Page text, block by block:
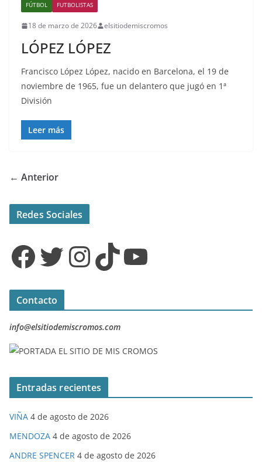
FÚTBOL FUTBOLISTAS
18 de marzo de 2026 elsitiodemiscromos
LÓPEZ LÓPEZ
Francisco López López, nacido en Barcelona, el 19 de
noviembre de 1965, fue un delantero que jugó en 1ª
División
Leer más
← Anterior
Redes Sociales
Facebook Twitter InstagramTikTok YouTube
Contacto
info@elsitiodemiscromos.com
Entradas recientes
VIÑA 4 de agosto de 2026
MENDOZA 4 de agosto de 2026
ANDRE SPENCER 4 de agosto de 2026